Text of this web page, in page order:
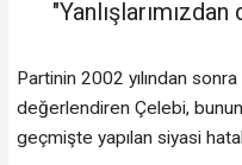
"Yanlışlarımızdan
Partinin 2002 yılından
değerlendiren Çelebi,
geçmişte yapılan siyasi